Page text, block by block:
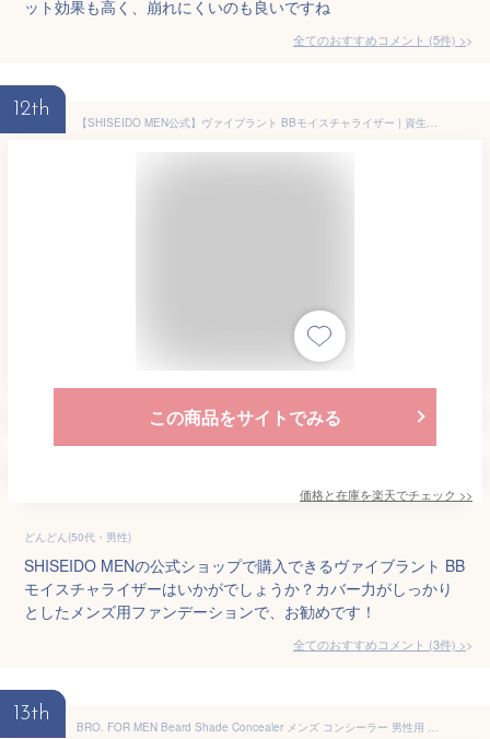
ット効果も高く、崩れにくいのも良いですね
全てのおすすめコメント (5件) >
12th
【SHISEIDO MEN公式】ヴァイブラント BBモイスチャライザー | 資生堂メン | ファンデーション BBクリーム フェイスケア メンズメイク SPF30・PA+++ 青ひげ 肌悩み カバー 身だしなみ
この商品をサイトでみる
価格と在庫を楽天でチェック >>
どんどん(50代・男性)
SHISEIDO MENの公式ショップで購入できるヴァイブラント BB
モイスチャライザーはいかがでしょうか？カバー力がしっかり
としたメンズ用ファンデーションで、お勧めです！
全てのおすすめコメント (3件) >
13th
BRO. FOR MEN Beard Shade Concealer メンズ コンシーラー 男性用 青ひげ 濃いひげ ファンデーション 頬 口周り あご ひげ隠し ひげカバー ヒゲカバー テカらない 崩れない